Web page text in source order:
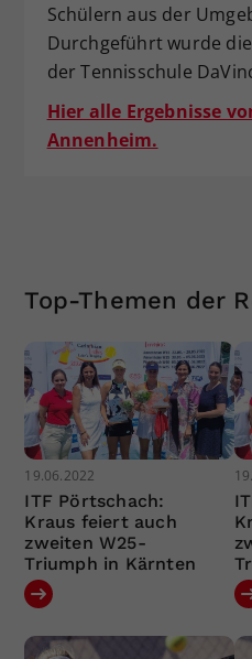
Schülern aus der
Durchgeführt wurde
der Tennisschule
Hier alle Ergebnisse
Annenheim.
Top-Themen der
19.06.2022
ITF Pörtschach:
Kraus feiert auch
zweiten W25-
Triumph in Kärnten